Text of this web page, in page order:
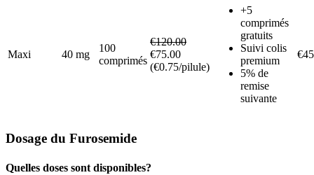
Maxi 40 mg
100
comprimés
€120.00
€75.00
(€0.75/pilule)
+5
comprimés
gratuits
Suivi colis
premium
5% de
remise
suivante
Dosage du Furosemide
Quelles doses sont disponibles?